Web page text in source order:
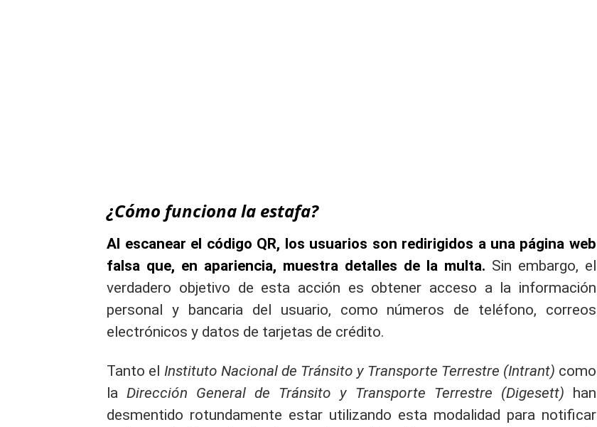
¿Cómo funciona la estafa?
Al escanear el código QR, los usuarios son redirigidos a una página web
falsa que, en apariencia, muestra detalles de la multa. Sin embargo, el
verdadero objetivo de esta acción es obtener acceso a la información
personal y bancaria del usuario, como números de teléfono, correos
electrónicos y datos de tarjetas de crédito.
Tanto el Instituto Nacional de Tránsito y Transporte Terrestre (Intrant) como
laDirección General de Tránsito y Transporte Terrestre (Digesett) han
desmentido rotundamente estar utilizando esta modalidad para notificar